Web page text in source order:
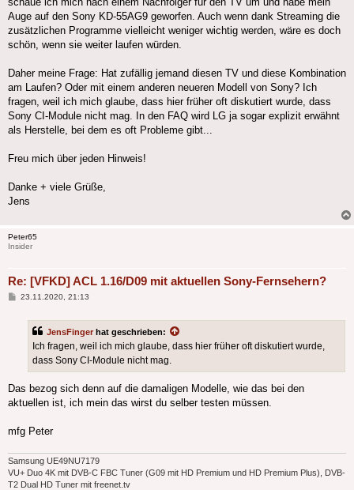
Auge auf den Sony KD-55AG9 geworfen. Auch wenn dank Streaming die
zusätzlichen Programme vielleicht weniger wichtig werden, wäre es doch
schön, wenn sie weiter laufen würden.
Daher meine Frage: Hat zufällig jemand diesen TV und diese Kombination
am Laufen? Oder mit einem anderen neueren Modell von Sony? Ich
fragen, weil ich mich glaube, dass hier früher oft diskutiert wurde, dass
Sony CI-Module nicht mag. In den FAQ wird LG ja sogar explizit erwähnt
als Herstelle, bei dem es oft Probleme gibt...
Freu mich über jeden Hinweis!
Danke + viele Grüße,
Jens
Peter65
Insider
Re: [VFKD] ACL 1.16/D09 mit aktuellen Sony-Fernsehern?
Beitrag
23.11.2020, 21:13
JensFinger hat geschrieben:
Ich fragen, weil ich mich glaube, dass hier früher oft diskutiert wurde,
dass Sony CI-Module nicht mag.
Das bezog sich denn auf die damaligen Modelle, wie das bei den
aktuellen ist, ich mein das wirst du selber testen müssen.
mfg Peter
Samsung UE49NU7179
VU+ Duo 4K mit DVB-C FBC Tuner (G09 mit HD Premium und HD Premium Plus), DVB-
T2 Dual HD Tuner mit freenet.tv